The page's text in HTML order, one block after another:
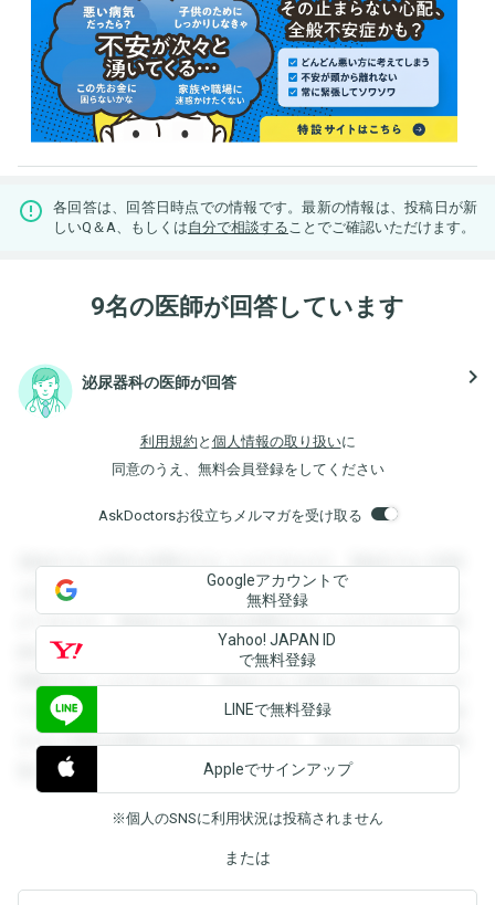
各回答は、回答日時点での情報です。最新の情報は、投稿日が新
しいQ＆A、もしくは自分で相談する ことでご確認いただけます。
9名の医師が回答しています
泌尿器科の医師が回答 navigate_next
利用規約 と 個人情報の取り扱いに
同意のうえ、無料会員登録をしてください
AskDoctorsお役立ちメルマガを受け取る
登録すると回答を閲覧することができます。登録すると回答
を閲覧することができます。登録すると回答を閲覧すること
ができます。登録すると回答を閲覧することができます。登
録すると回答を閲覧することができます。登録すると回答を
閲覧することができます。登録すると回答を閲覧することが
できます。登録すると回答を閲覧することができます。登録
すると回答を閲覧することができます。登録すると回答を閲
覧することができます。
Googleアカウントで
無料登録
Yahoo! JAPAN ID
で無料登録
LINEで無料登録
Appleでサインアップ
※個人のSNSに利用状況は投稿されません
または